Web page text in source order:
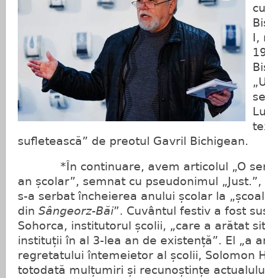
sufletească” de preotul Gavril Bichigean.
*În continuare, avem articolul „O
an școlar”, semnat cu pseudonimul
s-a serbat încheierea anului școlar la
din Sângeorz-Băi”. Cuvântul festiv a fost
Sohorca, institutorul școlii, „care a arătat
instituții în al 3-lea an de existență”. El „a
regretatului întemeietor al școlii, Solomon
totodată mulțumiri și recunoștințe